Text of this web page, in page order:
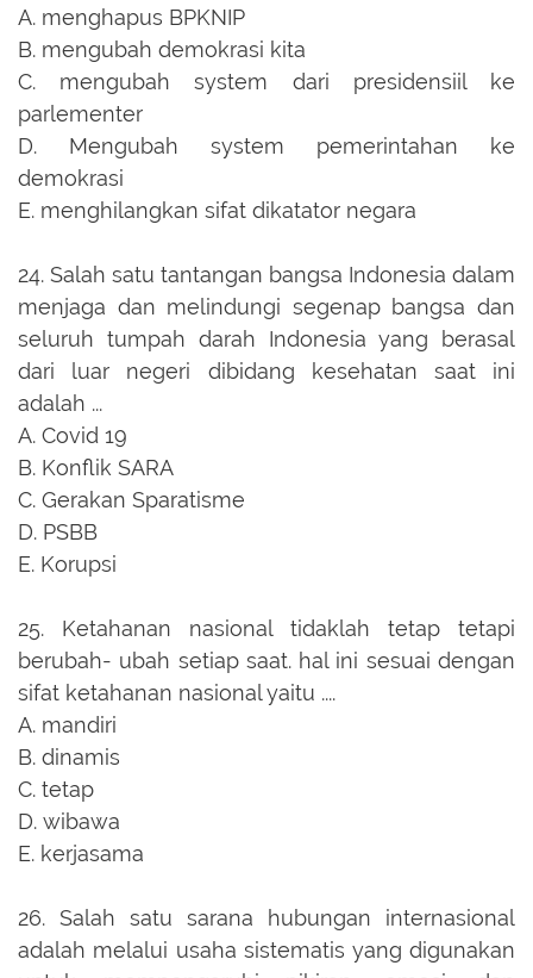
A. menghapus BPKNIP
B. mengubah demokrasi kita
C.
mengubah system dari presidensiil ke
parlementer
D.
Mengubah system pemerintahan ke
demokrasi
E. menghilangkan sifat dikatator negara
24. Salah satu tantangan bangsa Indonesia dalam
menjaga dan melindungi segenap bangsa dan
seluruh tumpah darah Indonesia yang berasal
dari luar negeri dibidang kesehatan saat ini
adalah ...
A. Covid 19
B. Konflik SARA
C. Gerakan Sparatisme
D. PSBB
E. Korupsi
25.
Ketahanan nasional tidaklah tetap tetapi
berubah- ubah setiap saat. hal ini sesuai dengan
sifat ketahanan nasional yaitu ....
A. mandiri
B. dinamis
C. tetap
D. wibawa
E. kerjasama
26. Salah satu sarana hubungan internasional
adalah melalui usaha sistematis yang digunakan